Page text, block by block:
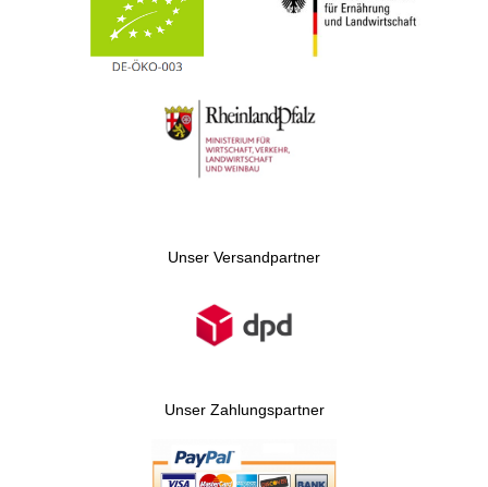
Unser Versandpartner
Unser Zahlungspartner